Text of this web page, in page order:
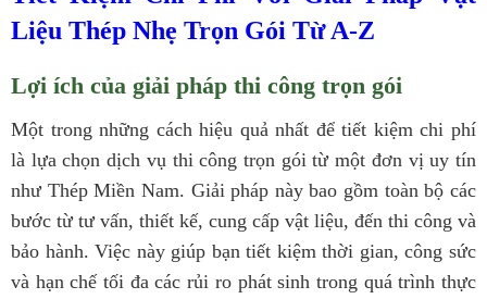
Liệu Thép Nhẹ Trọn Gói Từ A-Z
Lợi ích của giải pháp thi công trọn gói
Một trong những cách hiệu quả nhất để tiết kiệm chi phí
là lựa chọn dịch vụ thi công trọn gói từ một đơn vị uy tín
như Thép Miền Nam. Giải pháp này bao gồm toàn bộ các
bước từ tư vấn, thiết kế, cung cấp vật liệu, đến thi công và
bảo hành. Việc này giúp bạn tiết kiệm thời gian, công sức
và hạn chế tối đa các rủi ro phát sinh trong quá trình thực